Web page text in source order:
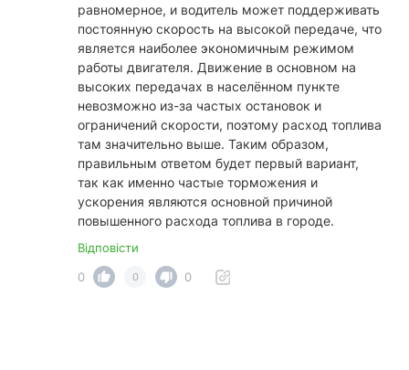
равномерное, и водитель может поддерживать
постоянную скорость на высокой передаче, что
является наиболее экономичным режимом
работы двигателя. Движение в основном на
высоких передачах в населённом пункте
невозможно из-за частых остановок и
ограничений скорости, поэтому расход топлива
там значительно выше. Таким образом,
правильным ответом будет первый вариант,
так как именно частые торможения и
ускорения являются основной причиной
повышенного расхода топлива в городе.
Відповісти
0
0 0